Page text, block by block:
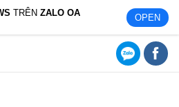
TRÊNZALO OA OPEN